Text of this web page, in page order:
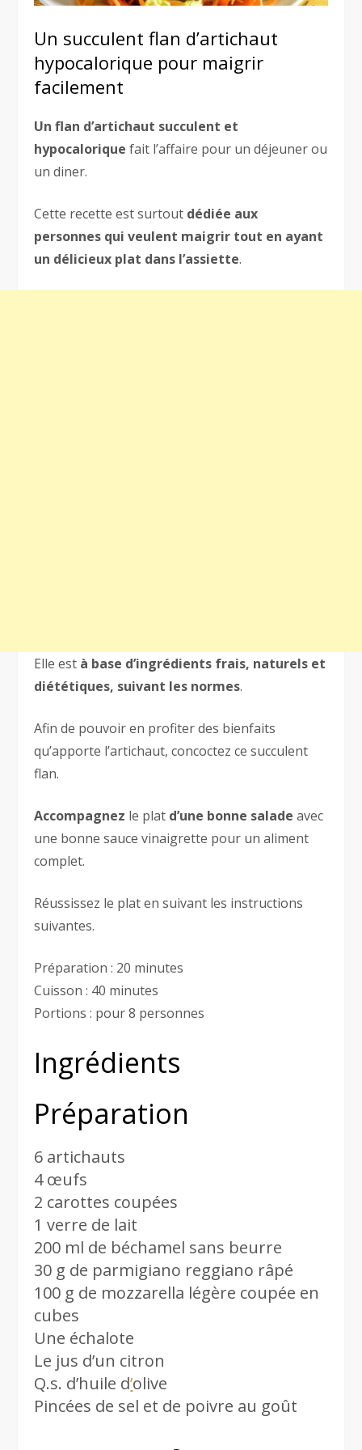
Un succulent flan d’artichaut
hypocalorique pour maigrir
facilement
Un flan d’artichaut succulent et
hypocalorique fait l’affaire pour un déjeuner ou
un diner.
Cette recette est surtout dédiée aux
personnes qui veulent maigrir tout en ayant
un délicieux plat dans l’assiette.
Elle est à base d’ingrédients frais, naturels et
diététiques, suivant les normes.
Afin de pouvoir en profiter des bienfaits
qu’apporte l’artichaut, concoctez ce succulent
flan.
Accompagnez le plat d’une bonne salade avec
une bonne sauce vinaigrette pour un aliment
complet.
Réussissez le plat en suivant les instructions
suivantes.
Préparation : 20 minutes
Cuisson : 40 minutes
Portions : pour 8 personnes
Ingrédients
Préparation
6 artichauts
4 œufs
2 carottes coupées
1 verre de lait
200 ml de béchamel sans beurre
30 g de parmigiano reggiano râpé
100 g de mozzarella légère coupée en
cubes
Une échalote
Le jus d’un citron
Q.s. d’huile d’olive
Pincées de sel et de poivre au goût